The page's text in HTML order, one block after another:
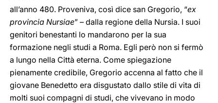
all’anno 480. Proveniva, così dice san Gregorio, “ex
provincia Nursiae” – dalla regione della Nursia. I suoi
genitori benestanti lo mandarono per la sua
formazione negli studi a Roma. Egli però non si fermò
a lungo nella Città eterna. Come spiegazione
pienamente credibile, Gregorio accenna al fatto che il
giovane Benedetto era disgustato dallo stile di vita di
molti suoi compagni di studi, che vivevano in modo